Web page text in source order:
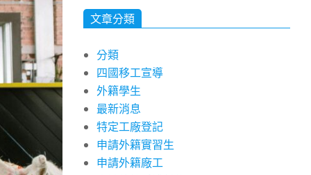
文章分類
分類
四國移工宣導
外籍學生
最新消息
特定工廠登記
申請外籍實習生
申請外籍廠工